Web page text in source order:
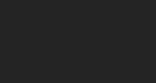
傳 friDay 購物全館使用，除生
全家館外，全館適用，以購物
並需依啟用方案繳交專案補貼
，實際應繳之專案違約金以本
為單位，按合約總日數比例計